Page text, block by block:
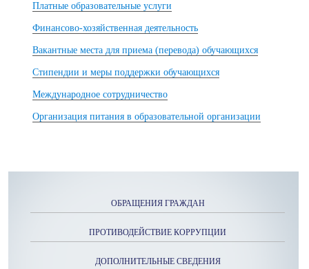
Платные образовательные услуги
Финансово-хозяйственная деятельность
Вакантные места для приема (перевода) обучающихся
Стипендии и меры поддержки обучающихся
Международное сотрудничество
Организация питания в образовательной организации
ОБРАЩЕНИЯ ГРАЖДАН
ПРОТИВОДЕЙСТВИЕ КОРРУПЦИИ
ДОПОЛНИТЕЛЬНЫЕ СВЕДЕНИЯ